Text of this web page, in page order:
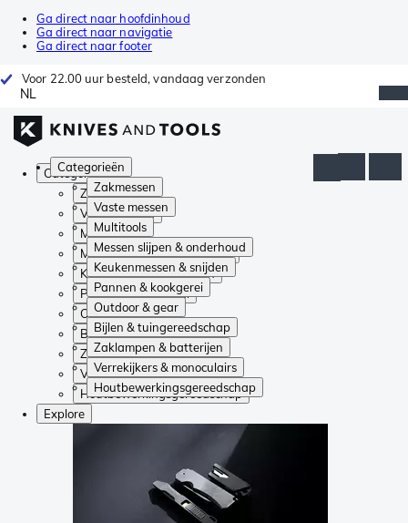
Ga direct naar hoofdinhoud
Ga direct naar navigatie
Ga direct naar footer
Voor 22.00 uur besteld, vandaag verzonden
NL
Categorieën
Zakmessen
Vaste messen
Multitools
Messen slijpen & onderhoud
Keukenmessen & snijden
Pannen & kookgerei
Outdoor & gear
Bijlen & tuingereedschap
Zaklampen & batterijen
Verrekijkers & monoculairs
Houtbewerkingsgereedschap
Categorieën
Zakmessen
Vaste messen
Multitools
Messen slijpen & onderhoud
Keukenmessen & snijden
Pannen & kookgerei
Outdoor & gear
Bijlen & tuingereedschap
Zaklampen & batterijen
Verrekijkers & monoculairs
Houtbewerkingsgereedschap
Explore